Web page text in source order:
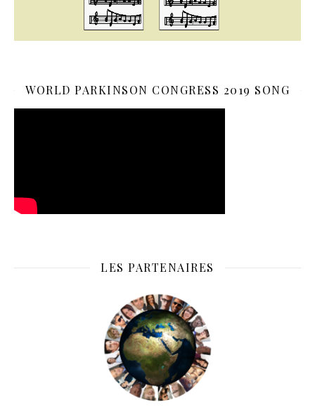
WORLD PARKINSON CONGRESS 2019 SONG
LES PARTENAIRES